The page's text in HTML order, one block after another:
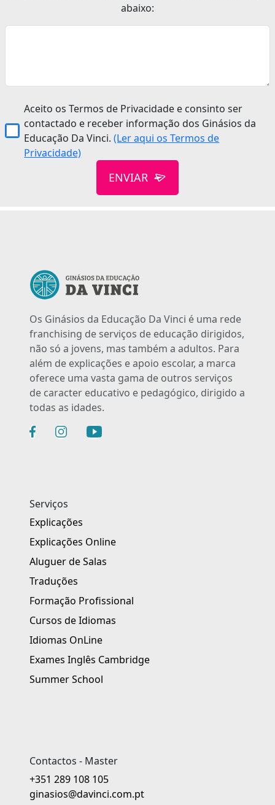
abaixo:
Aceito os Termos de Privacidade e consinto ser
contactado e receber informação dos Ginásios da
Educação Da Vinci.(Ler aqui os Termos de
Privacidade)
ENVIAR
Os Ginásios da Educação Da Vinci é uma rede
franchising de serviços de educação dirigidos,
não só a jovens, mas também a adultos. Para
além de explicações e apoio escolar, a marca
oferece uma vasta gama de outros serviços
de caracter educativo e pedagógico, dirigido a
todas as idades.
Serviços
Explicações
Explicações Online
Aluguer de Salas
Traduções
Formação Profissional
Cursos de Idiomas
Idiomas OnLine
Exames Inglês Cambridge
Summer School
Contactos - Master
+351 289 108 105
ginasios@davinci.com.pt